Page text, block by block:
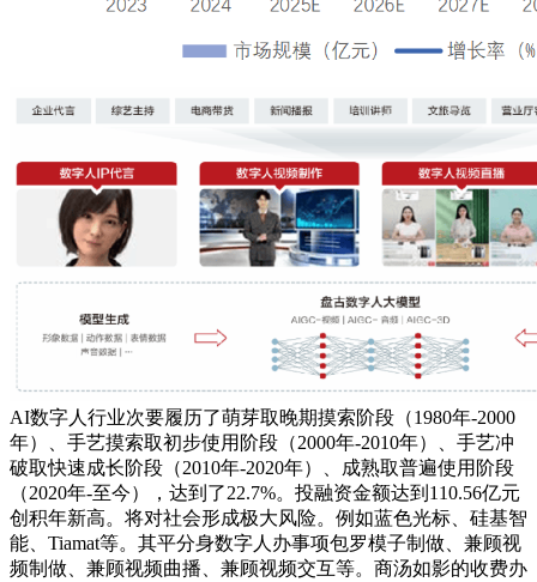
AI数字人行业次要履历了萌芽取晚期摸索阶段（1980年-2000
年）、手艺摸索取初步使用阶段（2000年-2010年）、手艺冲
破取快速成长阶段（2010年-2020年）、成熟取普遍使用阶段
（2020年-至今），达到了22.7%。投融资金额达到110.56亿元
创积年新高。将对社会形成极大风险。例如蓝色光标、硅基智
能、Tiamat等。其平分身数字人办事项包罗模子制做、兼顾视
频制做、兼顾视频曲播、兼顾视频交互等。商汤如影的收费办